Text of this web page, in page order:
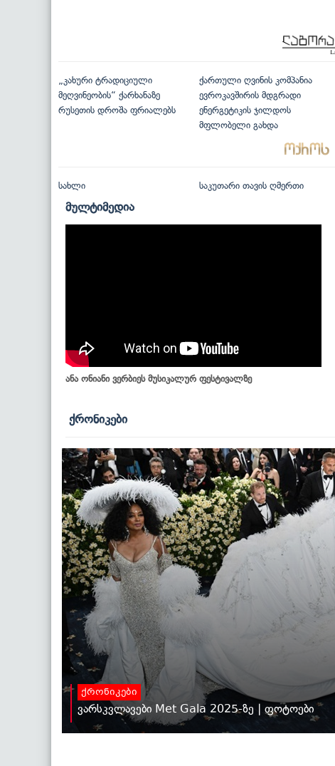
„კახური ტრადიციული
მეღვინეობის“ ქარხანაზე
რუსეთის დროშა ფრიალებს
ქართული ღვინის კომპანია
ევროკავშირის მდგრადი
ენერგეტიკის ჯილდოს
მფლობელი გახდა
სახლი საკუთარი თავის ღმერთი
მულტიმედია
ანა ონიანი ვერბიეს მუსიკალურ ფესტივალზე
ქრონიკები
ქრონიკები
ვარსკვლავები Met Gala 2025-ზე | ფოტოები